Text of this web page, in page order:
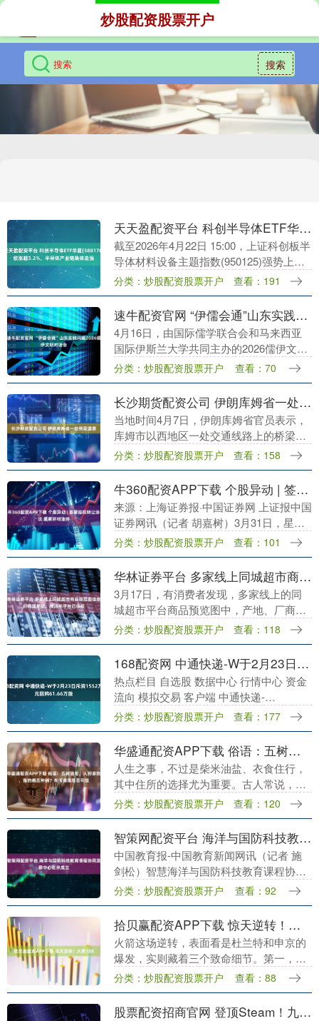
搜索
炒股配资股票开户
天天盈配资平台 科创半导体ETF华夏(588170)收涨超3.2%，半导体产业链集体走强
截至2026年4月22日 15:00，上证科创板半
导体材料设备主题指数(950125)强势上涨
3.06%，成分股和林微纳上涨15.29%，欧
莱新材上涨13.83....
分类：炒股配资股票开户 查看：191
速牛配资官网 “伊儒会通”山东实践闪耀2026儒伊文明对话会
4月16日，由国际儒学联合会和马来西亚
国际伊斯兰大学共同主办的2026儒伊文明
对话会在北京举行，来自全球24个国家近
300名专家学者参会并深入交流。山东省
委统战....
分类：炒股配资股票开户 查看：70
长沙期货配资公司 伊朗库姆省一处桥梁遭袭
当地时间4月7日，伊朗库姆省官员表示，
库姆市以西地区一处交通线路上的桥梁遭
到袭击。 伊朗方面目前暂未公布人员伤亡
及具体损失情况。....
分类：炒股配资股票开户 查看：158
牛360配资APP下载 个股异动 | 签署股权转让协议 星辉环材涨停
来源：上海证券报·中国证券网 上证报中国
证券网讯（记者 胡嘉树）3月31日，星辉
环材涨停，报30.20元/股，涨幅19.98%。
公司于3月30日公告，公司实际....
分类：炒股配资股票开户 查看：101
华林证券平台 多家线上同城超市商品预览图信息打码遭质疑，律师称平台已侵权
3月17日，有消费者发现，多家线上的同
城超市平台商品预览图中，产地、厂商等
信息被打码。记者搜索小象超市、朴朴超
市、叮咚买菜等平台发现，多个商品存在
上述打码情况。....
分类：炒股配资股票开户 查看：118
168配资网 中通快递-W于2月23日斥资1552万美元回购61.66万股
热点栏目 自选股 数据中心 行情中心 资金
流向 模拟交易 客户端 中通快递-
W（02057）发布公告，于2026年2月23日
该公司斥资1552万美元回购61.6....
分类：炒股配资股票开户 查看：177
华盛通配资APP下载 俗语：五树进宅，人穷家败，指的哪五种树？有何道理是否可信
人生之事，不过是柴米油盐、衣食住行，
其中住所的选择尤为重要。古人常说，住
所之地有阴阳之分，阳宅与阴宅各有其讲
究。对于住房的安全性和禁忌，从古至今
一直是人们关注的....
分类：炒股配资股票开户 查看：120
智策网配资平台 海洋与国防科技教育课程协同发展中心在京成立
中国教育报-中国教育新闻网讯（记者 施
剑松）智慧海洋与国防科技教育课程协同
发展大会日前在京召开。大会期间，海洋
与国防科技教育课程协同中心揭牌成立。
中心将汇聚教育....
分类：炒股配资股票开户 查看：92
拾贝赢配资APP下载 惊天逆转！火箭108
火箭这场逆转，表面看是杜兰特和申京的
爆发，实则藏着三个致命细节。第一，灰
熊自毁长城。别看灰熊输球，人家前三节
可是把火箭按在地上摩擦。 第二节灰熊单
节轰30分，贾....
分类：炒股配资股票开户 查看：88
股票配资招商官网 登顶Steam！九游资讯娱乐《极限竞速：地平线6》预购首日热销爆表